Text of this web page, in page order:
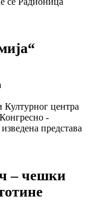
центра
-
представа
– чешки